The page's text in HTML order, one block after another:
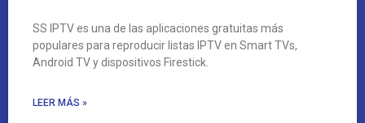
SS IPTV es una de las aplicaciones gratuitas más
populares para reproducir listas IPTV en Smart TVs,
Android TV y dispositivos Firestick.
LEER MÁS »